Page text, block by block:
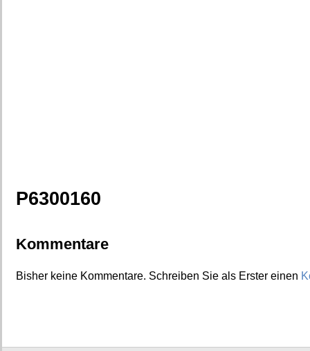
P6300160
Kommentare
Bisher keine Kommentare. Schreiben Sie als Erster einen